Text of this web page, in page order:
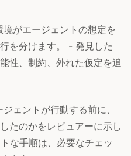
境がエージェントの想定を
を分けます。 - 発見した
性、制約、外れた仮定を追
ェントが行動する前に、
たのかをレビュアーに示し
な手順は、必要なチェッ